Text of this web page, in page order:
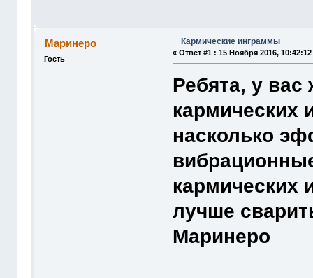
Маринеро
Гость
Кармические инграммы
«Ответ #1 : 15 Ноября 2016, 10:42:12
Ребята, у вас
кармических
насколько
кармических
лучше
Маринеро